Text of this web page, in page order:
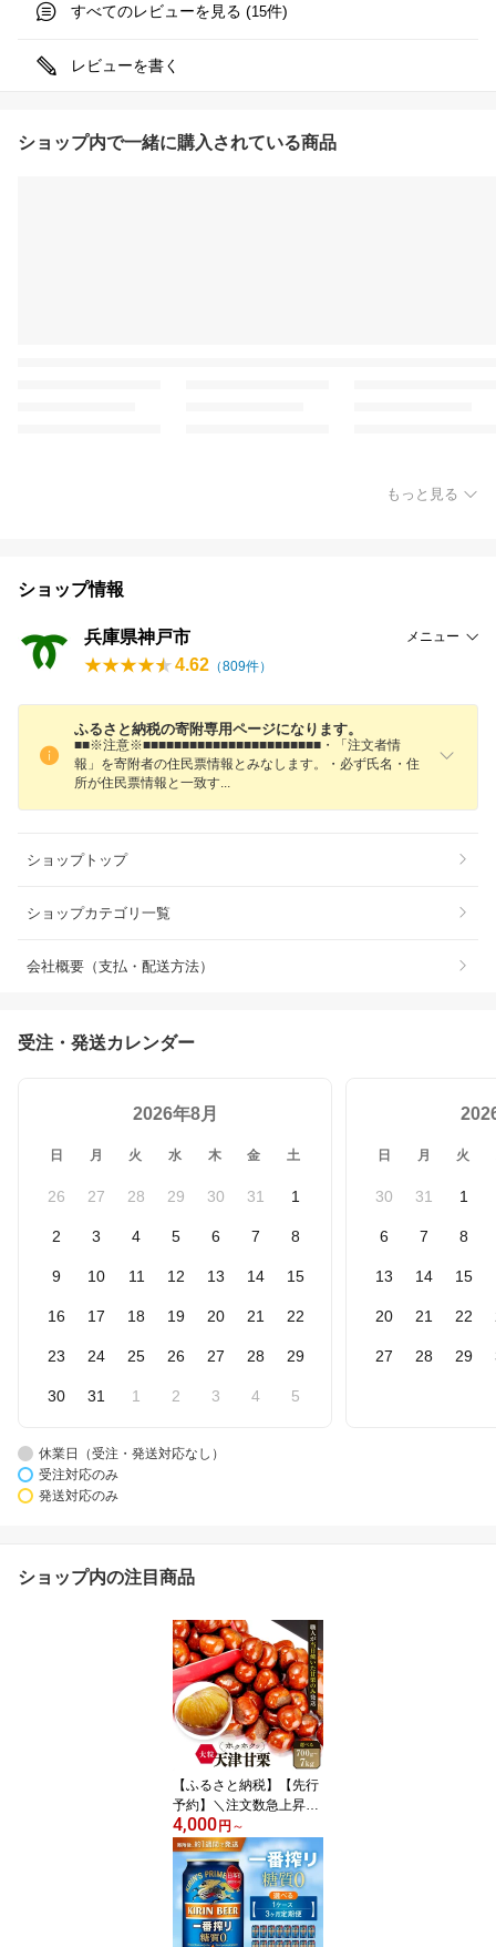
すべてのレビューを見る (15件)
レビューを書く
ショップ内で一緒に購入されている商品
もっと見る
ショップ情報
兵庫県神戸市 メニュー
4.62 （809件）
ふるさと納税の寄附専用ページになります。
■■※注意※■■■■■■■■■■■■■■■■■■■■■■■・「注文者情
報」を寄附者の住民票情報とみなします。・必ず氏名・住
所が住民票情報と一致す
ショップトップ
ショップカテゴリ一覧
会社概要（支払・配送方法）
受注・発送カレンダー
2026年8月
日 月 火 水 木 金 土
26 27 28 29 30 31 1
2 3 4 5 6 7 8
9 10 11 12 13 14 15
16 17 18 19 20 21 22
23 24 25 26 27 28 29
30 31 1 2 3 4 5
日 月 火
30 31 1
6 7 8
13 14 15
20 21 22
27 28 29
休業日（受注・発送対応なし）
受注対応のみ
発送対応のみ
ショップ内の注目商品
【ふるさと納税】【先行
予約】＼注文数急上昇／
無添加 大粒天津甘栗
《選べる700g～7kg》 2
026年10月下旬より順次
発送 【沖縄県・離島配送
不可】 | 食べ応え 鮮度抜
群 栗 焼いた当日の甘栗
4,000 円 ～